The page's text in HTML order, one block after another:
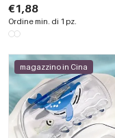
€1,88
Ordine min. di 1 pz.
magazzino in Cina